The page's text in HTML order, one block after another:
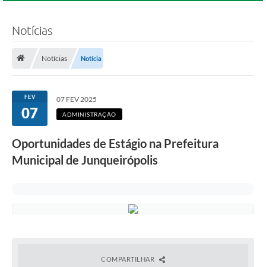
Notícias
Notícias Notícia
FEV
07
07 FEV 2025
ADMINISTRAÇÃO
Oportunidades de Estágio na Prefeitura
Municipal de Junqueirópolis
COMPARTILHAR